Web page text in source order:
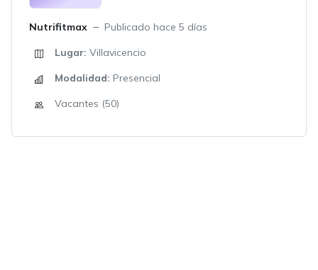
Nutrifitmax
Publicado hace 5 días
Lugar: Villavicencio
Modalidad: Presencial
Vacantes (50)